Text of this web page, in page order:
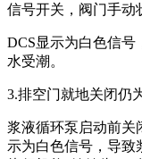
信号开关，阀门手动
DCS显示为白色信
水受潮。
3.排空门就地关闭仍
浆液循环泵启动前关
示为白色信号，导致